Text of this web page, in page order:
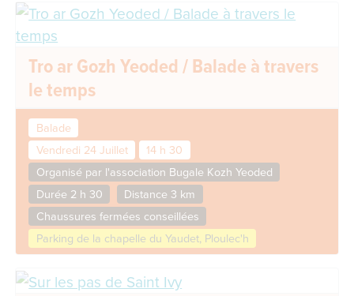
Tro ar Gozh Yeoded / Balade à travers
le temps
Balade
Vendredi 24 Juillet
14 h 30
Organisé par l'association Bugale Kozh Yeoded
Durée 2 h 30
Distance 3 km
Chaussures fermées conseillées
Parking de la chapelle du Yaudet, Ploulec'h